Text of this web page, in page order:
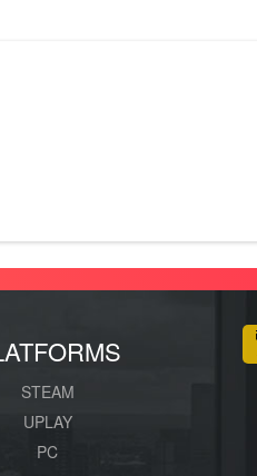
STEAM
UPLAY
PC